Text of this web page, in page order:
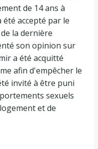
de 14 ans à
été accepté par le
la dernière
son opinion sur
a été acquitté
afin d'empêcher le
invité à être puni
sexuels
et de